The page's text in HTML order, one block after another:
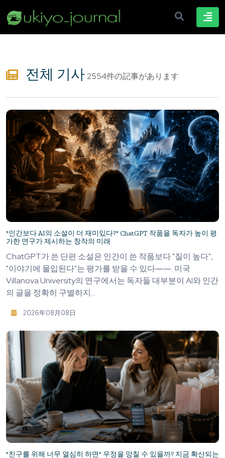
전체 기사2554件の記事があります
"인간보다 AI의 소설이 더 재미있다?" ChatGPT 작품을 독자가 높이 평
가한 연구가 제시하는 창작의 미래
ChatGPT가 쓴 단편 소설은 인간이 쓴 작품보다 "질이 높다",
"이야기에 몰입된다"는 평가를 받을 수 있다――. 미국
Villanova University의 연구에서는 독자들 대부분이 AI와 인간
의 글을 정확히 구별하지...
2026年08月08日
"친구를 위해 너무 열심히 하면" 우정을 망칠 수 있을까? 지금 확산되는